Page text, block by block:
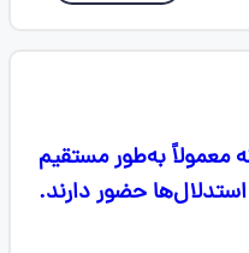
به‌طور مستقیم
حضور دارند.